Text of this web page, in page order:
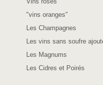
"vins oranges"
Les Champagnes
Les vins sans soufre
Les Magnums
Les Cidres et Poirés